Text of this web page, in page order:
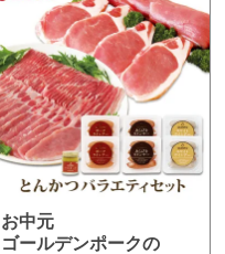
お中元
ゴールデンポークの